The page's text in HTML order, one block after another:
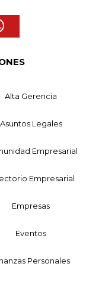
Alta Gerencia
Asuntos Legales
Empresarial
Empresarial
Empresas
Eventos
Personales